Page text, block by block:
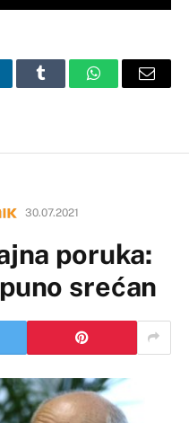
Tumblr WhatsAppEmail
30.07.2021
poruka:
srećan